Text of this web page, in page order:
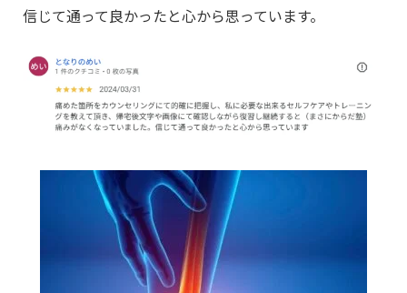
信じて通って良かったと心から思っています。